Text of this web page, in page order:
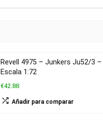
Revell 4975 – Junkers Ju52/3 –
Escala 1:72
€42.88
Añadir para comparar